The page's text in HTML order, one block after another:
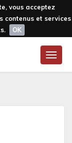
vous acceptez
contenus et services
OK
Toggle